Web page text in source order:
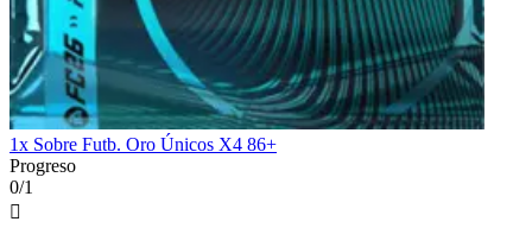
1x Sobre Futb. Oro Únicos X4 86+
Progreso
0/1
